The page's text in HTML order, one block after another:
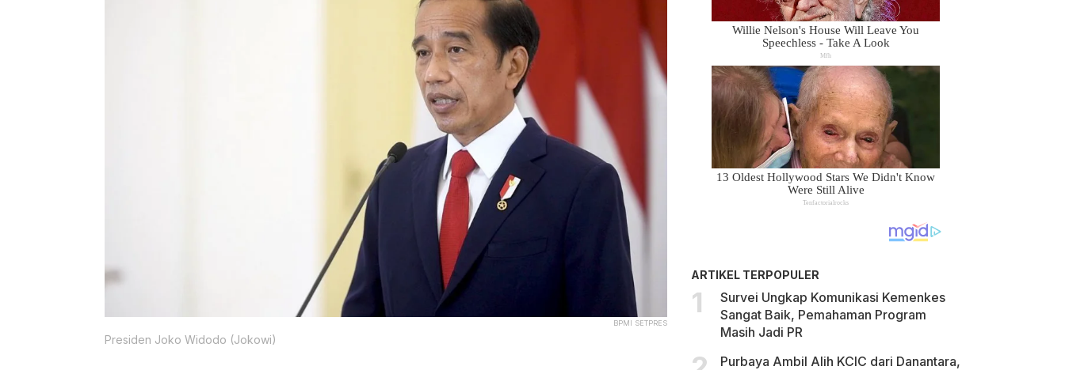
BPMI SETPRES
Presiden Joko Widodo (Jokowi)
ARTIKEL TERPOPULER
Survei Ungkap Komunikasi Kemenkes
Sangat Baik, Pemahaman Program
Masih Jadi PR
Purbaya Ambil Alih KCIC dari Danantara,